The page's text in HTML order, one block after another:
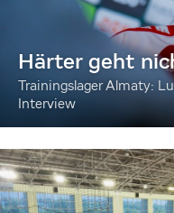
Härter geht
Trainingslager Almaty:
Interview